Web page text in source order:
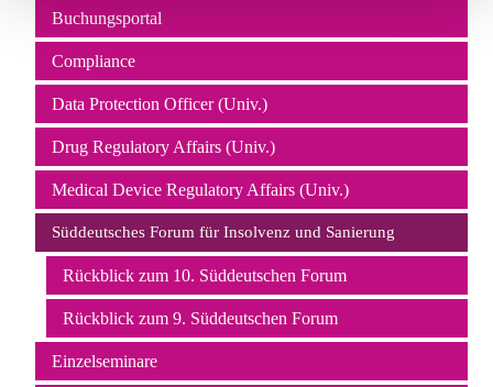
Buchungsportal
Compliance
Data Protection Officer (Univ.)
Drug Regulatory Affairs (Univ.)
Medical Device Regulatory Affairs (Univ.)
Süddeutsches Forum für Insolvenz und Sanierung
Rückblick zum 10. Süddeutschen Forum
Rückblick zum 9. Süddeutschen Forum
Einzelseminare